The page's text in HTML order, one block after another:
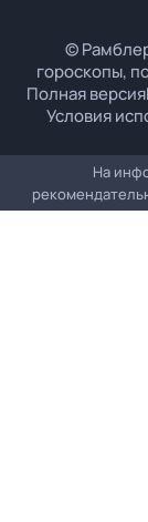
©
гороскопы,
Полная версия
Условия
На